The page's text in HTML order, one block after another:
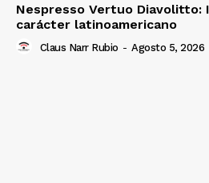
Nespresso Vertuo Diavolitto:
carácter latinoamericano
Claus Narr Rubio - Agosto 5, 2026